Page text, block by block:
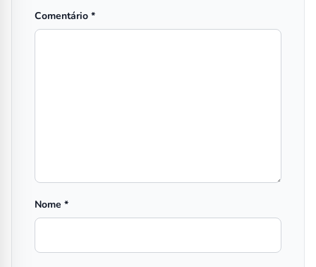
Comentário *
Nome *